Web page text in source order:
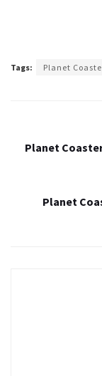
Tags: Planet
Planet
Planet